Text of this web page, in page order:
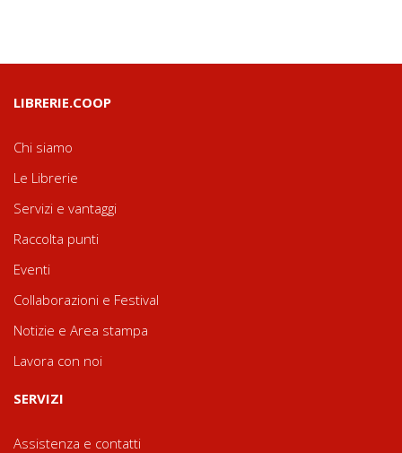
LIBRERIE.COOP
Chi siamo
Le Librerie
Servizi e vantaggi
Raccolta punti
Eventi
Collaborazioni e Festival
Notizie e Area stampa
Lavora con noi
SERVIZI
Assistenza e contatti